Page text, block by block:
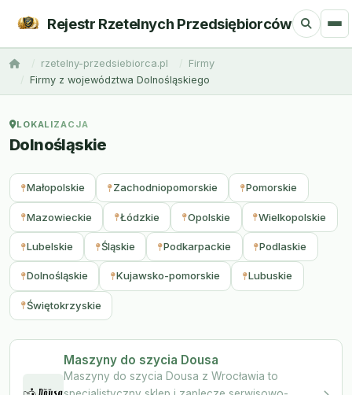
Rejestr Rzetelnych Przedsiębiorców
rzetelny-przedsiebiorca.pl
Firmy
Firmy z województwa Dolnośląskiego
LOKALIZACJA
Dolnośląskie
Małopolskie Zachodniopomorskie Pomorskie
Mazowieckie Łódzkie Opolskie Wielkopolskie
Lubelskie Śląskie Podkarpackie Podlaskie
Dolnośląskie Kujawsko-pomorskie Lubuskie
Świętokrzyskie
Maszyny do szycia Dousa
Maszyny do szycia Dousa z Wrocławia to